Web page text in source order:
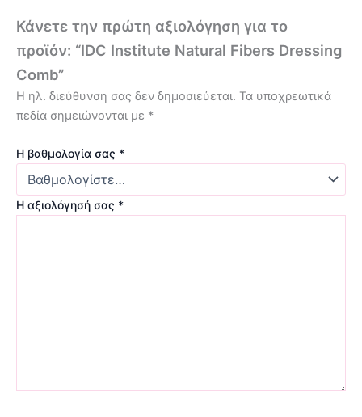
Κάνετε την πρώτη αξιολόγηση για το
προϊόν: “IDC Institute Natural Fibers Dressing
Comb”
Η ηλ. διεύθυνση σας δεν δημοσιεύεται. Τα υποχρεωτικά
πεδία σημειώνονται με *
Η βαθμολογία σας *
Η αξιολόγησή σας *